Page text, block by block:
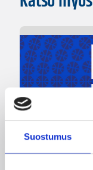
Suostumus
Koripalloliitto